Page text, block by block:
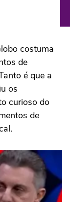
costuma
de
é que a
os
curioso do
de